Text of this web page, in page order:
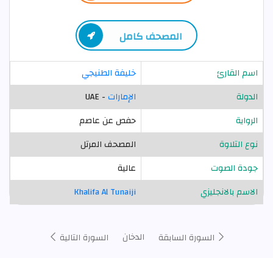
المصحف كامل
اسم القارئ
خليفة الطنيجي
الدولة
الإمارات- UAE
الرواية
حفص عن عاصم
نوع التلاوة
المصحف المرتل
جودة الصوت
عالية
الاسم بالانجليزي
Khalifa Al Tunaiji
السورة السابقة الدخان السورة التالية